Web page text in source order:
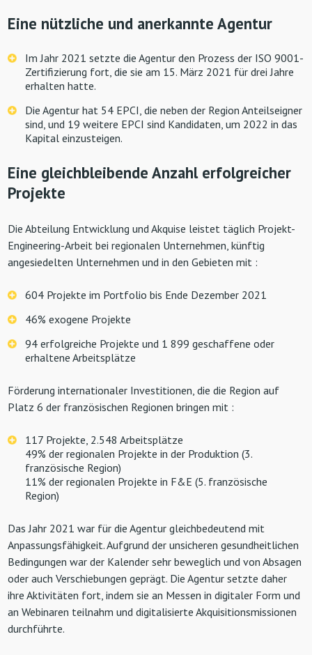
Eine nützliche und anerkannte Agentur
Im Jahr 2021 setzte die Agentur den Prozess der ISO 9001-
Zertifizierung fort, die sie am 15. März 2021 für drei Jahre
erhalten hatte.
Die Agentur hat 54 EPCI, die neben der Region Anteilseigner
sind, und 19 weitere EPCI sind Kandidaten, um 2022 in das
Kapital einzusteigen.
Eine gleichbleibende Anzahl erfolgreicher
Projekte
Die Abteilung Entwicklung und Akquise leistet täglich Projekt-
Engineering-Arbeit bei regionalen Unternehmen, künftig
angesiedelten Unternehmen und in den Gebieten mit :
604 Projekte im Portfolio bis Ende Dezember 2021
46% exogene Projekte
94 erfolgreiche Projekte und 1 899 geschaffene oder
erhaltene Arbeitsplätze
Förderung internationaler Investitionen, die die Region auf
Platz 6 der französischen Regionen bringen mit :
117 Projekte, 2.548 Arbeitsplätze
49% der regionalen Projekte in der Produktion (3.
französische Region)
11% der regionalen Projekte in F&E (5. französische
Region)
Das Jahr 2021 war für die Agentur gleichbedeutend mit
Anpassungsfähigkeit. Aufgrund der unsicheren gesundheitlichen
Bedingungen war der Kalender sehr beweglich und von Absagen
oder auch Verschiebungen geprägt. Die Agentur setzte daher
ihre Aktivitäten fort, indem sie an Messen in digitaler Form und
an Webinaren teilnahm und digitalisierte Akquisitionsmissionen
durchführte.